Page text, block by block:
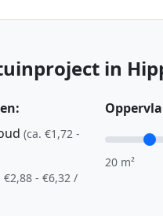
in
(ca. €1,72 -
€2,88 - €6,32 /
20 m²